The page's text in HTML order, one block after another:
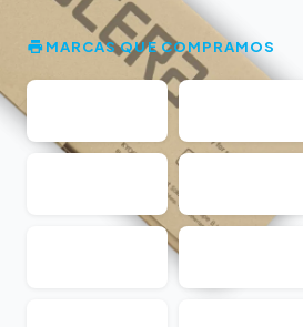
MARCAS QUE COMPRAMOS